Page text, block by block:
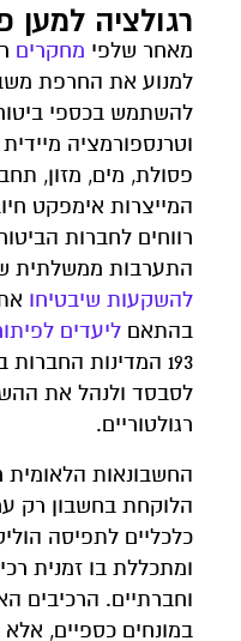
רגולציה למען
מאחר שלפי מחקרים
למנוע את החרפת
להשתמש בכספי
וטרנספורמציה
פסולת, מים, מזון,
המייצרות אימפקט
רווחים לחברות
התערבות ממשלתית
להשקעות שיבטיחו
בהתאם ליעדים
193 המדינות
לסבסד ולנהל את
רגולטוריים.
החשבונאות הלאומית
הלוקחת בחשבון רק
כלכליים לתפיסה
ומתכללת בו זמנית
וחברתיים. הרכיבים
במונחים כספיים,